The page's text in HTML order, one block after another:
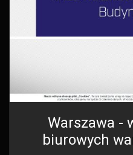
Warszawa -
biurowych